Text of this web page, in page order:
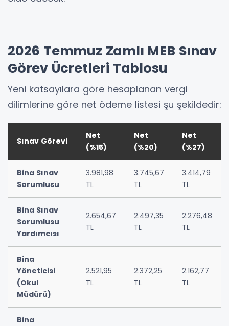
2026 Temmuz Zamlı MEB Sınav
Görev Ücretleri Tablosu
Yeni katsayılara göre hesaplanan vergi
dilimlerine göre net ödeme listesi şu şekildedir:
Sınav Görevi
Net
(%15)
Net
(%20)
Net
(%27)
Bina Sınav
Sorumlusu
3.981,98
TL
3.745,67
TL
3.414,79
TL
Bina Sınav
Sorumlusu
Yardımcısı
2.654,67
TL
2.497,35
TL
2.276,48
TL
Bina
Yöneticisi
(Okul
Müdürü)
2.521,95
TL
2.372,25
TL
2.162,77
TL
Bina